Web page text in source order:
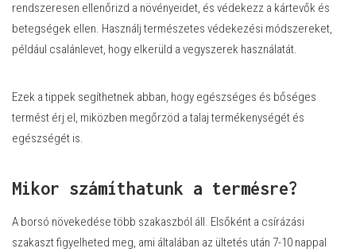
rendszeresen ellenőrizd a növényeidet, és védekezz a kártevők és
betegségek ellen. Használj természetes védekezési módszereket,
például csalánlevet, hogy elkerüld a vegyszerek használatát.
Ezek a tippek segíthetnek abban, hogy egészséges és bőséges
termést érj el, miközben megőrzöd a talaj termékenységét és
egészségét is.
Mikor számíthatunk a termésre?
A borsó növekedése több szakaszból áll. Elsőként a csírázási
szakaszt figyelheted meg, ami általában az ültetés után 7-10 nappal